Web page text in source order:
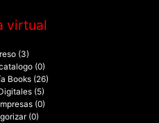
virtual
(3)
(0)
Books (26)
(5)
(0)
(0)